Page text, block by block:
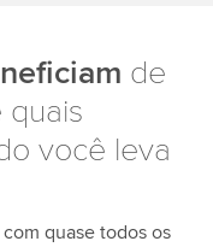
de
quais
você leva
quase todos os